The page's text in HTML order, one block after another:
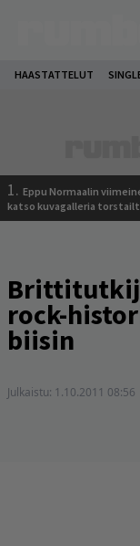
HAASTATTELUT
1. Eppu Normaalin
katso kuvagalleria
rock-
biisin
Julkaistu: 1.10.2011 08:56